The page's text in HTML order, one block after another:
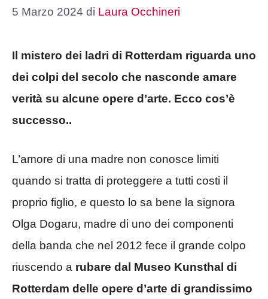
5 Marzo 2024 di Laura Occhineri
Il mistero dei ladri di Rotterdam riguarda uno
dei colpi del secolo che nasconde amare
verità su alcune opere d’arte. Ecco cos’è
successo..
L’amore di una madre non conosce limiti
quando si tratta di proteggere a tutti costi il
proprio figlio, e questo lo sa bene la signora
Olga Dogaru, madre di uno dei componenti
della banda che nel 2012 fece il grande colpo
riuscendo a rubare dal Museo Kunsthal di
Rotterdam delle opere d’arte di grandissimo